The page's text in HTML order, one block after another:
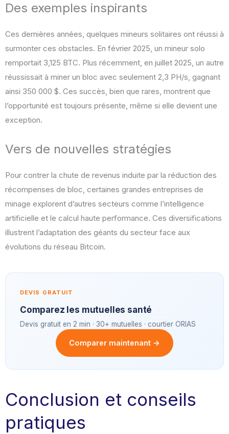
Des exemples inspirants
Ces dernières années, quelques mineurs solitaires ont réussi à
surmonter ces obstacles. En février 2025, un mineur solo
remportait 3,125 BTC. Plus récemment, en juillet 2025, un autre
réussissait à miner un bloc avec seulement 2,3 PH/s, gagnant
ainsi 350 000 $. Ces succès, bien que rares, montrent que
l’opportunité est toujours présente, même si elle devient une
exception.
Vers de nouvelles stratégies
Pour contrer la chute de revenus induite par la réduction des
récompenses de bloc, certaines grandes entreprises de
minage explorent d’autres secteurs comme l’intelligence
artificielle et le calcul haute performance. Ces diversifications
illustrent l’adaptation des géants du secteur face aux
évolutions du réseau Bitcoin.
DEVIS GRATUIT
Comparez les mutuelles santé
Devis gratuit en 2 min · 30+ mutuelles · courtier ORIAS
Comparer maintenant →
Conclusion et conseils
pratiques